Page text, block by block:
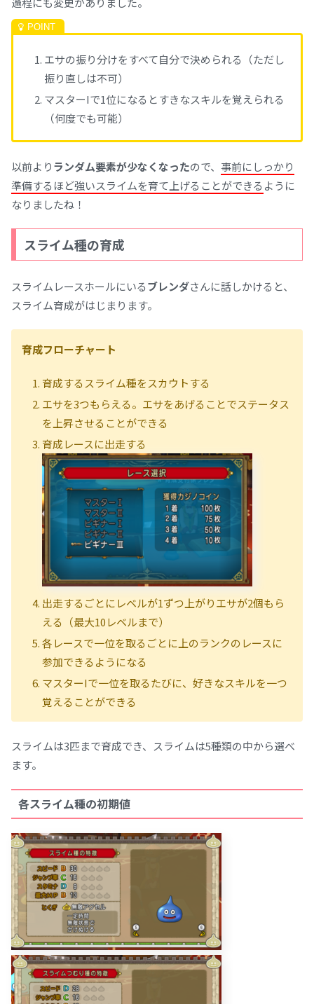
エサの振り分けをすべて自分で決められる（ただし
振り直しは不可）
マスターIで1位になるとすきなスキルを覚えられる
（何度でも可能）
以前よりランダム要素が少なくなったので、 事前にしっかり
準備するほど強いスライムを育て上げることができる ように
なりましたね！
スライム種の育成
スライムレースホールにいるブレンダさんに話しかけると、
スライム育成がはじまります。
育成フローチャート
育成するスライム種をスカウトする
エサを3つもらえる。エサをあげることでステータス
を上昇させることができる
育成レースに出走する
出走するごとにレベルが1ずつ上がりエサが2個もら
える（最大10レベルまで）
各レースで一位を取るごとに上のランクのレースに
参加できるようになる
マスターIで一位を取るたびに、好きなスキルを一つ
覚えることができる
スライムは3匹まで育成でき、スライムは5種類の中から選べ
ます。
各スライム種の初期値